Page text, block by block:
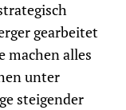
gearbeitet
machen alles
unter
steigender